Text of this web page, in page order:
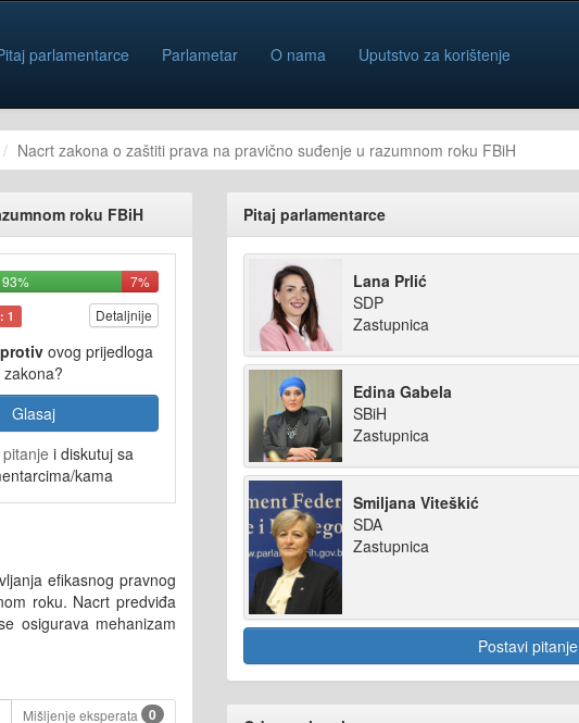
parlamentarce Parlametar O nama Uputstvo za korištenje
Nacrt zakona o zaštiti prava na pravično suđenje u razumnom roku FBiH
roku FBiH
93% 7%
1 Detaljnije
protivovog prijedloga
zakona?
Glasaj
i diskutuj sa
kama
efikasnog pravnog
roku. Nacrt predviđa
osigurava mehanizam
Mišljenje eksperata 0
Pitaj parlamentarce
Lana Prlić
SDP
Zastupnica
Edina Gabela
SBiH
Zastupnica
Smiljana Viteškić
SDA
Zastupnica
Postavi pitanje